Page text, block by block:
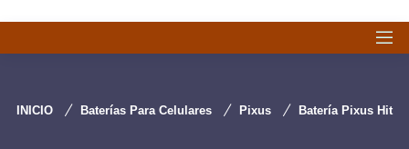
INICIO Baterías Para Celulares Pixus Batería Pixus Hit